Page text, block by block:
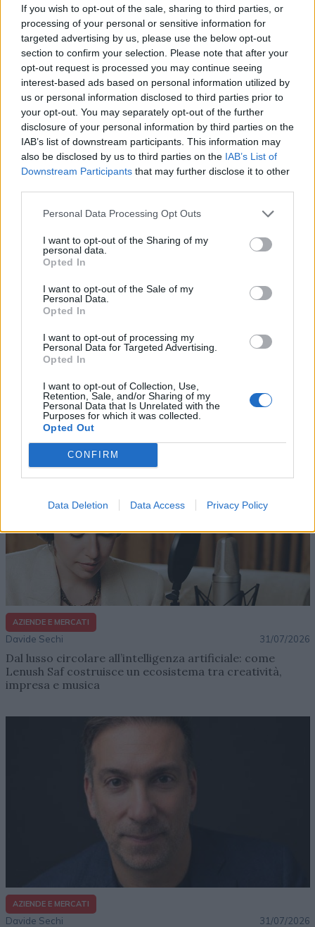
If you wish to opt-out of the sale, sharing to third parties, or
processing of your personal or sensitive information for
targeted advertising by us, please use the below opt-out
section to confirm your selection. Please note that after your
opt-out request is processed you may continue seeing
interest-based ads based on personal information utilized by
us or personal information disclosed to third parties prior to
your opt-out. You may separately opt-out of the further
disclosure of your personal information by third parties on the
IAB’s list of downstream participants. This information may
also be disclosed by us to third parties on the IAB’s List of
Downstream Participants that may further disclose it to other
Personal Data Processing Opt Outs
I want to opt-out of the Sharing of my
personal data.
Opted In
I want to opt-out of the Sale of my
Personal Data.
Opted In
I want to opt-out of processing my
Personal Data for Targeted Advertising.
Opted In
I want to opt-out of Collection, Use,
Retention, Sale, and/or Sharing of my
Personal Data that Is Unrelated with the
Purposes for which it was collected.
Opted Out
CONFIRM
Data Deletion Data Access Privacy Policy
inserzionisti a integrare con precisione il digital audio
nei loro media plan per tutti gli obiettivi di marketing”,
dichiara Geoffrey Fossier, Global CMO diAudion.
“L’audio non è più una leva secondaria, ma un motore di
performance misurabile in ogni fase del funnel. Nel
nostro ruolo di terza parte di fiducia, forniamo la
misurazione unificata e azionabile di cui i brand hanno
bisogno per ottimizzare ogni euro investito. I dati
dimostrano che, quando gestito con lo stesso livello di
comparabilità degli altri media, l’audio sprigiona tutto il
suo potenziale all’interno del media mix, guidando un
Happydemics.
AUDIO E PODCAST
Altri articoli che potrebbero piacerti
AZIENDE E MERCATI
Davide Sechi 31/07/2026
Dal lusso circolare all’intelligenza artificiale: come
Lenush Saf costruisce un ecosistema tra creatività,
impresa e musica
AZIENDE E MERCATI
Davide Sechi 31/07/2026